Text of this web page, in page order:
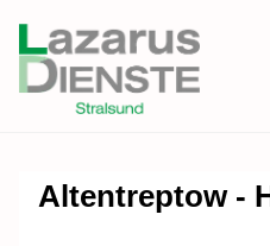
Altentreptow -